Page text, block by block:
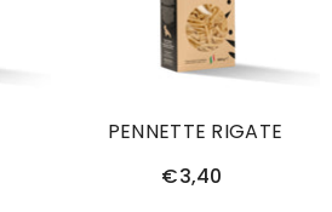
PENNETTE RIGATE
€3,40